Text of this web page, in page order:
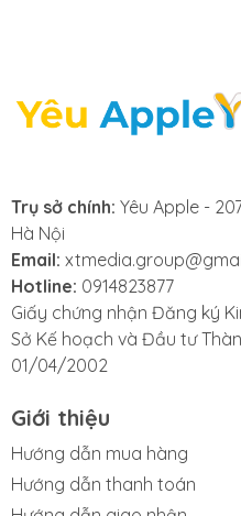
phản
nhanh
nghiệp,
nhanh lấy
cam kết
chính
Yeuapple.vn
chọn số
Trụ sở chính: Yêu Apple -
Hà Nội
Email:
Hotline: 0914823877
Giấy chứng nhận Đăng ký
Sở Kế hoạch và Đầu tư
01/04/2002
Giới thiệu
Hướng dẫn mua hàng
Hướng dẫn thanh toán